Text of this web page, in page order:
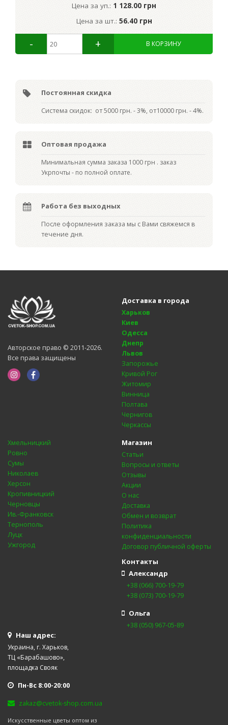
Цена за уп.: 1 128.00 грн
Цена за шт.: 56.40 грн
Постоянная скидка
Система скидок: от 5000 грн. - 3%, от10000 грн. - 4%.
Оптовая продажа
Минимальная сумма заказа 1000 грн . заказ
Укрпочты - по полной оплате.
Работа без выходных
После оформления заказа мы с Вами свяжемся в
течение дня.
Авторское право © 2011-2026.
Все права защищены
Доставка в города
Харьков
Киев
Одесса
Днепр
Львов
Запорожье
Кривой Рог
Житомир
Винница
Полтава
Чернигов
Черкассы
Хмельницкий
Ровно
Сумы
Николаев
Херсон
Кропивницкий
Черновцы
Ив.-Франковск
Тернополь
Луцк
Ужгород
Магазин
Статьи
Вопросы и ответы
Отзывы
Акции
О нас
Доставка
Обмен и возврат
Политика
конфиденциальности
Договор публичной оферты
Контакты
Александр
+38 (066) 700-19-79
+38 (073) 700-19-79
Ольга
+38 (050) 967-05-89
Наш адрес:
Украина, г. Харьков,
ТЦ «Барабашово»,
площадка Свояк
Пн-Вс 8:00-20:00
zakaz@cvetok-shop.com.ua
Искусственные цветы оптом из